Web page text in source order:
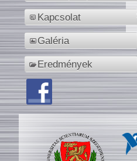
Kapcsolat
Galéria
Eredmények